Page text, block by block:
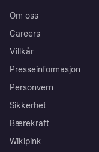
Om oss
Careers
Villkår
Presseinformasjon
Personvern
Sikkerhet
Bærekraft
Wikipink